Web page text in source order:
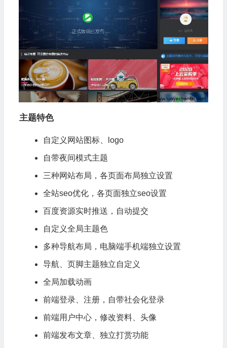
主题特色
自定义网站图标、logo
自带夜间模式主题
三种网站布局，各页面布局独立设置
全站seo优化，各页面独立seo设置
百度资源实时推送，自动提交
自定义全局主题色
多种导航布局，电脑端手机端独立设置
导航、页脚主题独立自定义
全局加载动画
前端登录、注册，自带社会化登录
前端用户中心，修改资料、头像
前端发布文章、独立打赏功能